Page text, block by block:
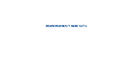
בלובר סוכנות לביטוח פנסיה ופיננסים